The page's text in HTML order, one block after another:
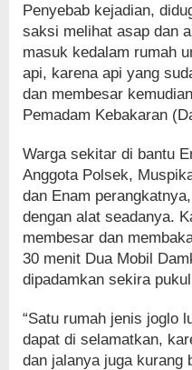
Penyebab kejadian,
saksi melihat asap dan
masuk kedalam rumah
api, karena api yang
dan membesar
Pemadam Kebakaran
Warga sekitar di bantu
Anggota Polsek,
dan Enam
dengan alat seadanya.
membesar dan
30 menit Dua Mobil
dipadamkan sekira
“Satu rumah jenis joglo
dapat di selamatkan,
dan jalanya juga kurang